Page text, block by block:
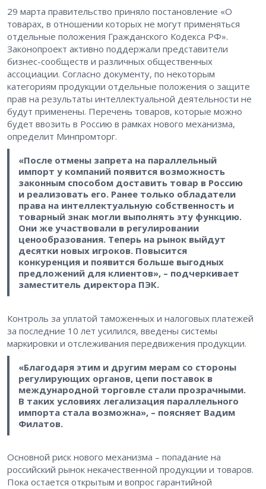
29 марта правительство приняло постановление «О
товарах, в отношении которых не могут применяться
отдельные положения Гражданского Кодекса РФ».
Законопроект активно поддержали представители
бизнес-сообществ и различных общественных
ассоциации. Согласно документу, по некоторым
категориям продукции отдельные положения о защите
прав на результаты интеллектуальной деятельности не
будут применены. Перечень товаров, которые можно
будет ввозить в Россию в рамках нового механизма,
определит Минпромторг.
«После отмены запрета на параллельный
импорт у компаний появится возможность
законным способом доставить товар в Россию
и реализовать его. Ранее только обладатели
права на интеллектуальную собственность и
товарный знак могли выполнять эту функцию.
Они же участвовали в регулировании
ценообразования. Теперь на рынок выйдут
десятки новых игроков. Повысится
конкуренция и появится больше выгодных
предложений для клиентов», – подчеркивает
заместитель директора ПЭК.
Контроль за уплатой таможенных и налоговых платежей
за последние 10 лет усилился, введены системы
маркировки и отслеживания передвижения продукции.
«Благодаря этим и другим мерам со стороны
регулирующих органов, цепи поставок в
международной торговле стали прозрачными.
В таких условиях легализация параллельного
импорта стала возможна», – поясняет Вадим
Филатов.
Основной риск нового механизма – попадание на
российский рынок некачественной продукции и товаров.
Пока остается открытым и вопрос гарантийной